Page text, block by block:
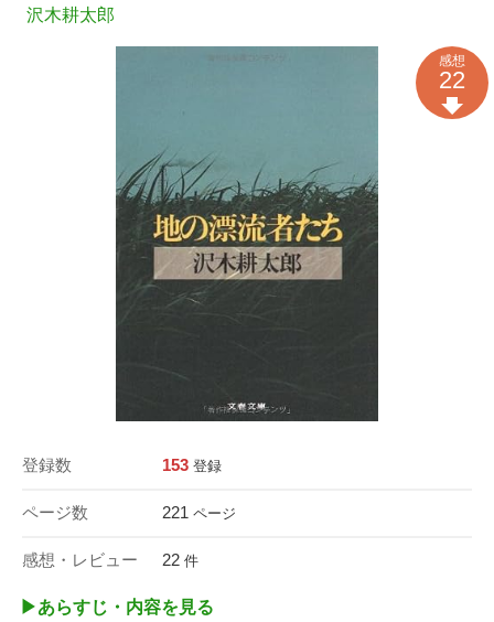
沢木耕太郎
登録数 153 登録
ページ数 221 ページ
感想・レビュー 22 件
感想
22
▶︎あらすじ・内容を見る